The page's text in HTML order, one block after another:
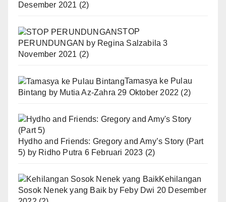
Desember 2021 (2)
STOP
PERUNDUNGAN by Regina Salzabila 3
November 2021 (2)
Tamasya ke Pulau
Bintang by Mutia Az-Zahra 29 Oktober 2022 (2)
Hydho and Friends: Gregory and Amy’s Story (Part
5) by Ridho Putra 6 Februari 2023 (2)
Kehilangan
Sosok Nenek yang Baik by Feby Dwi 20 Desember